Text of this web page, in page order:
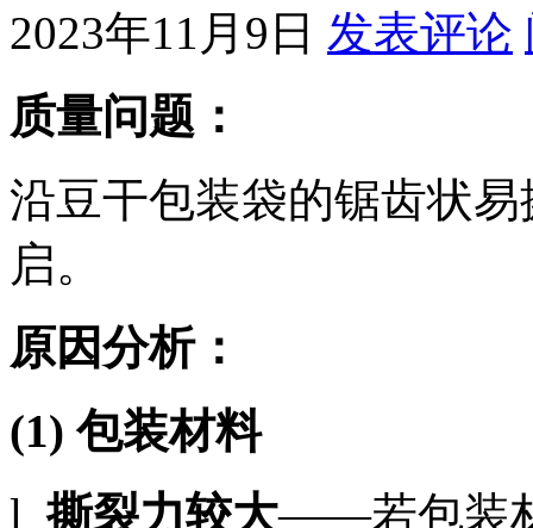
2023年11月9日 发表评论
质量问题：
沿豆干包装袋的锯齿状
启。
原因分析：
(1)包装材料
l撕裂力较大——若包装